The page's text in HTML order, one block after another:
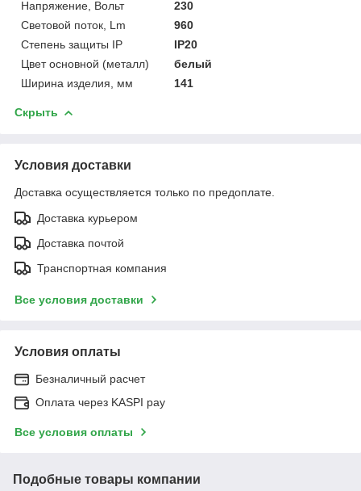
Напряжение, Вольт
230
Световой поток, Lm
960
Степень защиты IP
IP20
Цвет основной (металл)
белый
Ширина изделия, мм
141
Скрыть
Условия доставки
Доставка осуществляется только по предоплате.
Доставка курьером
Доставка почтой
Транспортная компания
Все условия доставки
Условия оплаты
Безналичный расчет
Оплата через KASPI pay
Все условия оплаты
Подобные товары компании